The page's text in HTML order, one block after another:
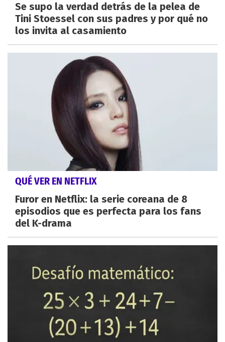
Se supo la verdad detrás de la pelea de
Tini Stoessel con sus padres y por qué no
los invita al casamiento
QUÉ VER EN NETFLIX
Furor en Netflix: la serie coreana de 8
episodios que es perfecta para los fans
del K-drama